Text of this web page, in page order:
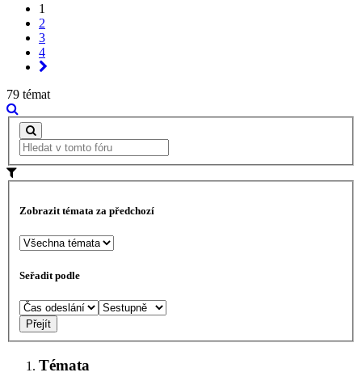
1
2
3
4
79 témat
Zobrazit témata za předchozí
Seřadit podle
Témata